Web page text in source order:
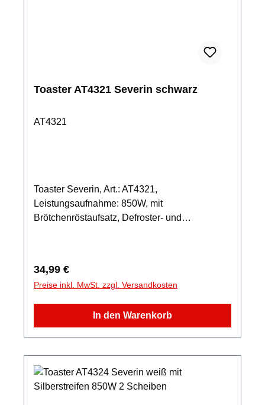
Toaster AT4321 Severin schwarz
AT4321
Toaster Severin, Art.: AT4321,
Leistungsaufnahme: 850W, mit
Brötchenröstaufsatz, Defroster- und
Regulärer Preis:
34,99 €
Preise inkl. MwSt. zzgl. Versandkosten
In den Warenkorb